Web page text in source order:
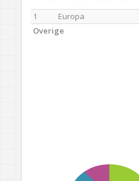
1 Europa
Overige